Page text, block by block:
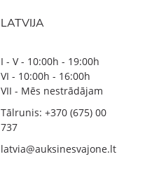
LATVIJA
I - V - 10:00h - 19:00h
VI - 10:00h - 16:00h
VII - Mēs nestrādājam
Tālrunis: +370 (675) 00
737
latvia@auksinesvajone.lt